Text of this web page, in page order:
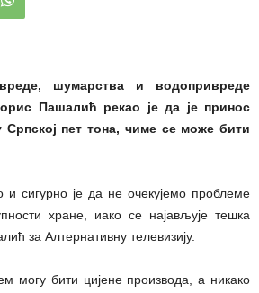
шумарства и водопривреде
Пашалић рекао је да је принос
пет тона, чиме се може бити
сигурно је да не очекујемо проблеме
хране, иако се најављује тешка
за Алтернативну телевизију.
могу бити цијене производа, а никако